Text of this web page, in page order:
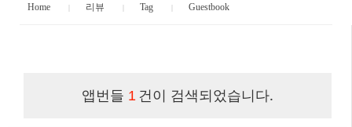
Home 리뷰 Tag Guestbook
앱번들 1 건이 검색되었습니다.